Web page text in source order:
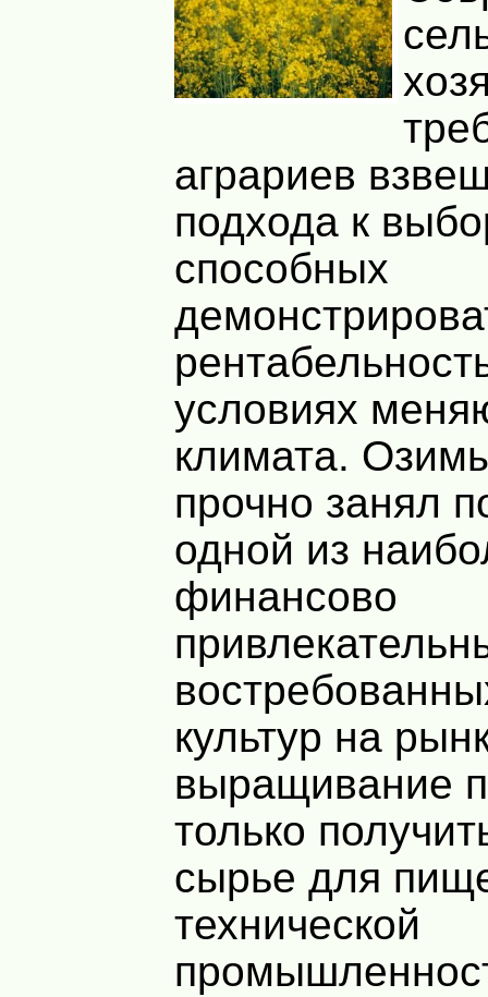
аграриев
подхода к
способных
условиях
климата.
прочно занял
одной из
финансово
культур на
выращивание
только
сырье для
технической